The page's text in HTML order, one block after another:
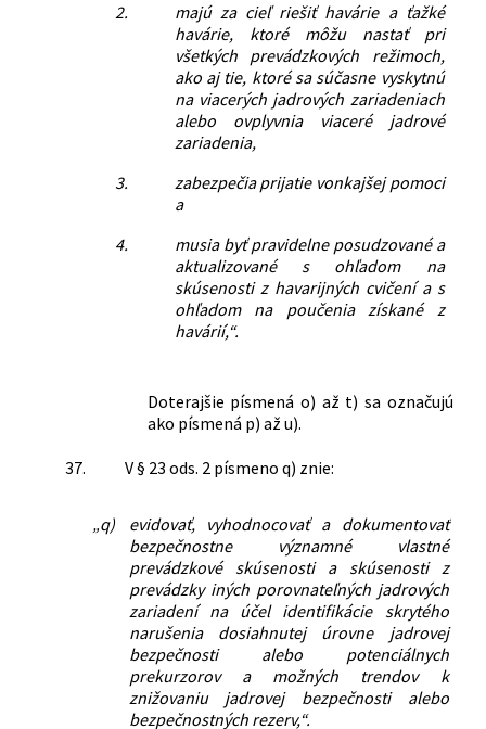
2.
majú za cieľ riešiť havárie a ťažké
havárie, ktoré môžu nastať pri
všetkých prevádzkových režimoch,
ako aj tie, ktoré sa súčasne vyskytnú
na viacerých jadrových zariadeniach
alebo ovplyvnia viaceré jadrové
zariadenia,
3.
zabezpečia prijatie vonkajšej pomoci
a
4.
musia byť pravidelne posudzované a
aktualizované s ohľadom na
skúsenosti z havarijných cvičení a s
ohľadom na poučenia získané z
havárií,“.
Doterajšie písmená o) až t) sa označujú
ako písmená p) až u).
37. V § 23 ods. 2 písmeno q) znie:
„q)
evidovať, vyhodnocovať a dokumentovať
bezpečnostne významné vlastné
prevádzkové skúsenosti a skúsenosti z
prevádzky iných porovnateľných jadrových
zariadení na účel identifikácie skrytého
narušenia dosiahnutej úrovne jadrovej
bezpečnosti alebo potenciálnych
prekurzorov a možných trendov k
znižovaniu jadrovej bezpečnosti alebo
bezpečnostných rezerv,“.